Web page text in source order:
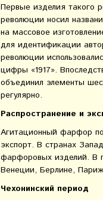
Первые изделия такого
революции носил
на массовое
для идентификации
революции
цифры «1917».
объединил элементы
регулярно.
Распространение и
Агитационный фарфор
экспорт. В странах
фарфоровых изделий. В
Венеции, Берлине,
Чехонинский период